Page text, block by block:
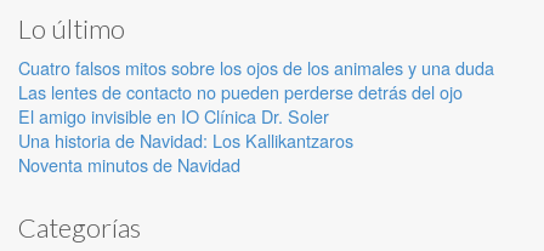
Lo último
Cuatro falsos mitos sobre los ojos de los animales y una duda
Las lentes de contacto no pueden perderse detrás del ojo
El amigo invisible en IO Clínica Dr. Soler
Una historia de Navidad: Los Kallikantzaros
Noventa minutos de Navidad
Categorías